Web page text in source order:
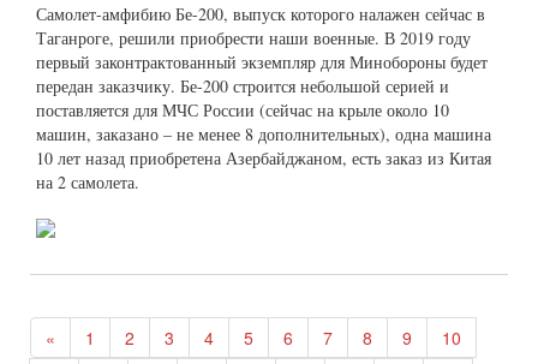
Самолет-амфибию Бе-200, выпуск которого налажен сейчас в
Таганроге, решили приобрести наши военные. В 2019 году
первый законтрактованный экземпляр для Минобороны будет
передан заказчику. Бе-200 строится небольшой серией и
поставляется для МЧС России (сейчас на крыле около 10
машин, заказано – не менее 8 дополнительных), одна машина
10 лет назад приобретена Азербайджаном, есть заказ из Китая
на 2 самолета.
« 1 2 3 4 5 6 7 8 9
10